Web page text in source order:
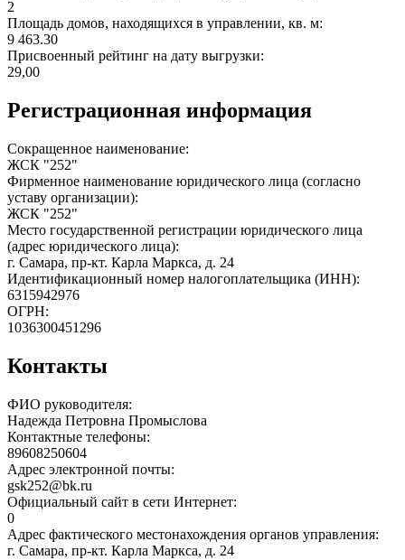
2
Площадь домов, находящихся в управлении, кв. м:
9 463.30
Присвоенный рейтинг на дату выгрузки:
29,00
Регистрационная информация
Сокращенное наименование:
ЖСК "252"
Фирменное наименование юридического лица (согласно
уставу организации):
ЖСК "252"
Место государственной регистрации юридического лица
(адрес юридического лица):
г. Самара, пр-кт. Карла Маркса, д. 24
Идентификационный номер налогоплательщика (ИНН):
6315942976
ОГРН:
1036300451296
Контакты
ФИО руководителя:
Надежда Петровна Промыслова
Контактные телефоны:
89608250604
Адрес электронной почты:
gsk252@bk.ru
Официальный сайт в сети Интернет:
0
Адрес фактического местонахождения органов управления:
г. Самара, пр-кт. Карла Маркса, д. 24